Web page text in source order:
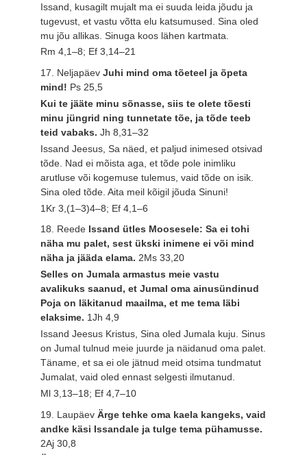
Issand, kusagilt mujalt ma ei suuda leida jõudu ja
tugevust, et vastu võtta elu katsumused. Sina oled
mu jõu allikas. Sinuga koos lähen kartmata.
Rm 4,1–8; Ef 3,14–21
17. NeljapäevJuhi mind oma tõeteel ja õpeta
mind! Ps 25,5
Kui te jääte minu sõnasse, siis te olete tõesti
minu jüngrid ning tunnetate tõe, ja tõde teeb
teid vabaks.Jh 8,31–32
Issand Jeesus, Sa näed, et paljud inimesed otsivad
tõde. Nad ei mõista aga, et tõde pole inimliku
arutluse või kogemuse tulemus, vaid tõde on isik.
Sina oled tõde. Aita meil kõigil jõuda Sinuni!
1Kr 3,(1–3)4–8; Ef 4,1–6
18. Reede Issand ütles Moosesele: Sa ei tohi
näha mu palet, sest ükski inimene ei või mind
näha ja jääda elama.2Ms 33,20
Selles on Jumala armastus meie vastu
avalikuks saanud, et Jumal oma ainusündinud
Poja on läkitanud maailma, et me tema läbi
elaksime. 1Jh 4,9
Issand Jeesus Kristus, Sina oled Jumala kuju. Sinus
on Jumal tulnud meie juurde ja näidanud oma palet.
Täname, et sa ei ole jätnud meid otsima tundmatut
Jumalat, vaid oled ennast selgesti ilmutanud.
Ml 3,13–18; Ef 4,7–10
19. LaupäevÄrge tehke oma kaela kangeks, vaid
andke käsi Issandale ja tulge tema pühamusse.
2Aj 30,8